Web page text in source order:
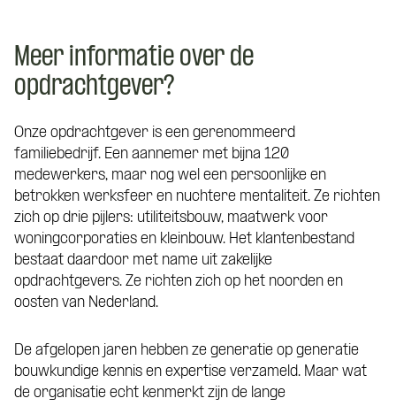
Meer informatie over de
opdrachtgever?
Onze opdrachtgever is een gerenommeerd
familiebedrijf. Een aannemer met bijna 120
medewerkers, maar nog wel een persoonlijke en
betrokken werksfeer en nuchtere mentaliteit. Ze richten
zich op drie pijlers: utiliteitsbouw, maatwerk voor
woningcorporaties en kleinbouw. Het klantenbestand
bestaat daardoor met name uit zakelijke
opdrachtgevers. Ze richten zich op het noorden en
oosten van Nederland.
De afgelopen jaren hebben ze generatie op generatie
bouwkundige kennis en expertise verzameld. Maar wat
de organisatie echt kenmerkt zijn de lange